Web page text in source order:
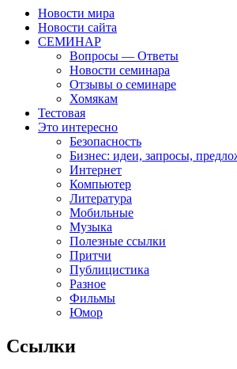
Новости мира
Новости сайта
СЕМИНАР
Вопросы — Ответы
Новости семинара
Отзывы о семинаре
Хомякам
Тестовая
Это интересно
Безопасность
Бизнес: идеи, запросы,
Интернет
Компьютер
Литература
Мобильные
Музыка
Полезные ссылки
Притчи
Публицистика
Разное
Фильмы
Юмор
Ссылки